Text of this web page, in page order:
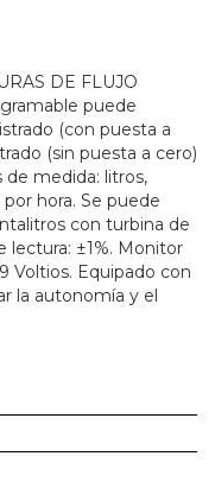
DE FLUJO
puede
(con puesta a
(sin puesta a cero)
de medida: litros,
hora. Se puede
con turbina de
lectura: ±1%. Monitor
Voltios. Equipado con
la autonomía y el